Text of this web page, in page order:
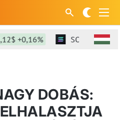
+0,16% SOL 73,6$
DOBÁS: